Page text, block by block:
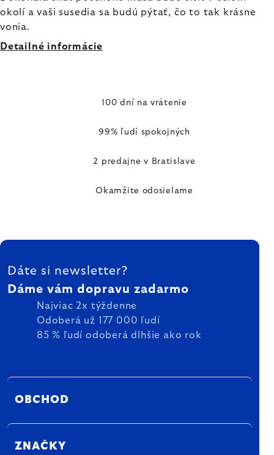
okolí a vaši susedia sa budú pýtať, čo to tak krásne
vonia.
Detailné informácie
100 dní na vrátenie
99% ľudí spokojných
2 predajne v Bratislave
Okamžite odosielame
ZÁPÄTIE
Dáte si newsletter?
Dáme vám dopravu zadarmo
Najviac 2x týždenne
Odoberá už 177 000 ľudí
85 % ľudí odoberá dlhšie ako rok
OBCHOD
ZNAČKY